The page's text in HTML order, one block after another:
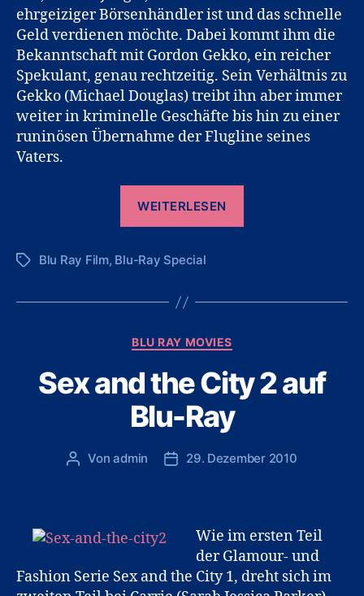
ehrgeiziger Börsenhändler ist und das schnelle
Geld verdienen möchte. Dabei kommt ihm die
Bekanntschaft mit Gordon Gekko, ein reicher
Spekulant, genau rechtzeitig. Sein Verhältnis zu
Gekko (Michael Douglas) treibt ihn aber immer
weiter in kriminelle Geschäfte bis hin zu einer
runinösen Übernahme der Flugline seines
Vaters.
WEITERLESEN
auf
Schlagwörter
Blu Ray Film, Blu-Ray Special
Kategorien
BLU RAY MOVIES
Sex and the City 2 auf
Blu-Ray
Beitragsautor
Vonadmin Veröffentlichungsdatum
29. Dezember 2010
Wie im ersten Teil
der Glamour- und
Fashion Serie Sex and the City 1, dreht sich im